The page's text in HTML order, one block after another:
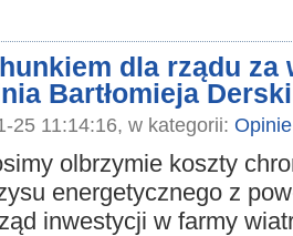
dla rządu za
Bartłomieja
25 11:14:16, w kategorii: Opinie
olbrzymie koszty
energetycznego z
inwestycji w farmy